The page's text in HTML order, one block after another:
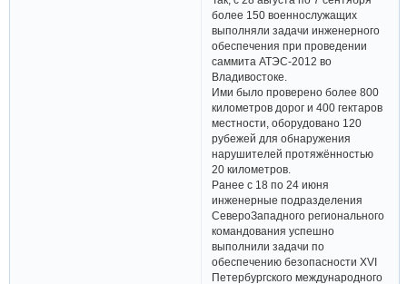
более 150 военнослужащих
выполняли задачи инженерного
обеспечения при проведении
саммита АТЭС-2012 во
Владивостоке.
Ими было проверено более 800
километров дорог и 400 гектаров
местности, оборудовано 120
рубежей для обнаружения
нарушителей протяжённостью
20 километров.
Ранее с 18 по 24 июня
инженерные подразделения
Северо­Западного регионального
командования успешно
выполнили задачи по
обеспечению безопасности XVI
Петербургского международного